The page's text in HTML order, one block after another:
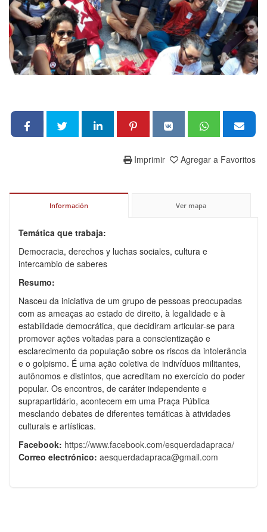
Agregar a Favoritos
Imprimir
Información Ver mapa
Temática que trabaja:
Democracia, derechos y luchas sociales, cultura e
intercambio de saberes
Resumo:
Nasceu da iniciativa de um grupo de pessoas preocupadas
com as ameaças ao estado de direito, à legalidade e à
estabilidade democrática, que decidiram articular-se para
promover ações voltadas para a conscientização e
esclarecimento da população sobre os riscos da intolerância
e o golpismo. É uma ação coletiva de indivíduos militantes,
autônomos e distintos, que acreditam no exercício do poder
popular. Os encontros, de caráter independente e
suprapartidário, acontecem em uma Praça Pública
mesclando debates de diferentes temáticas à atividades
culturais e artísticas.
Facebook: https://www.facebook.com/esquerdadapraca/
Correo electrónico: aesquerdadapraca@gmail.com